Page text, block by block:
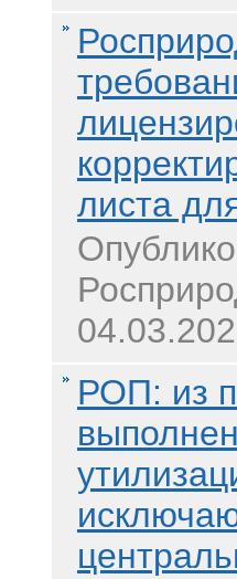
листа
РОП: из